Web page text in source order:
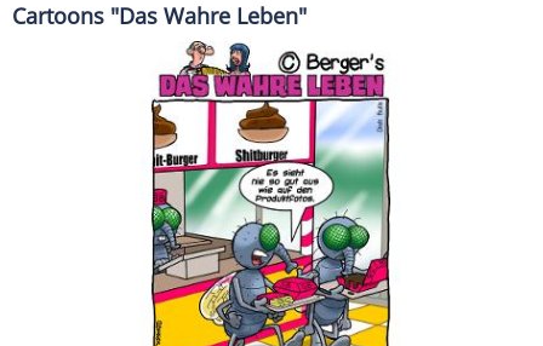
Cartoons "Das Wahre Leben"